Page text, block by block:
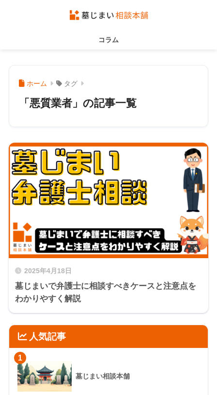
コラム
ホーム タグ
「悪質業者」の記事一覧
2025年4月18日
墓じまいで弁護士に相談すべきケースと注意点を
わかりやすく解説
人気記事
1
墓じまい相談本舗